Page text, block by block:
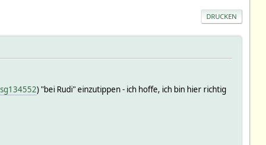
DRUCKEN
) "bei Rudi" einzutippen - ich hoffe, ich bin hier richtig